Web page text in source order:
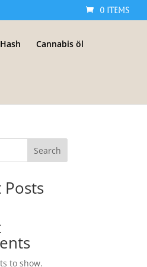
0 Items
Hash Cannabis öl
Search
Posts
to show.